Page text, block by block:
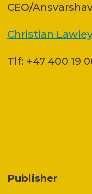
CEO/
Christian
Tlf: +47 400 19
Publisher